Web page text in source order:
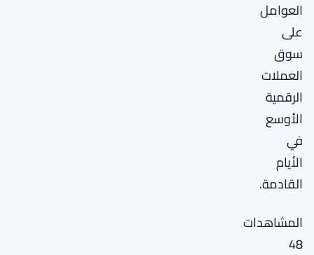
العوامل
على
سوق
العملات
الرقمية
الأوسع
في
الأيام
القادمة.
المشاهدات
48